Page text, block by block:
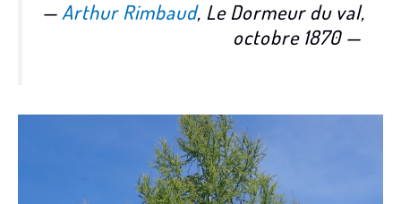
—Arthur Rimbaud, Le Dormeur du val,
octobre 1870 —